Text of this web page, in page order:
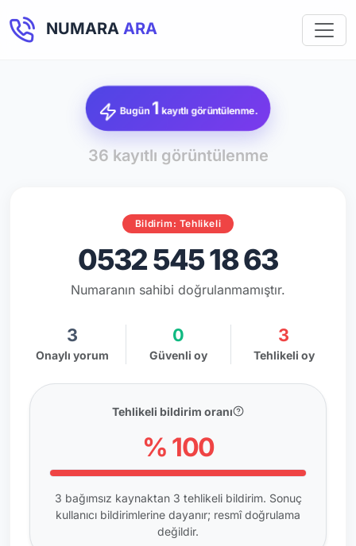
NUMARA ARA
Bugün 1 kayıtlı görüntülenme.
36 kayıtlı görüntülenme
Bildirim: Tehlikeli
0532 545 18 63
Numaranın sahibi doğrulanmamıştır.
3
Onaylı yorum
0
Güvenli oy
3
Tehlikeli oy
Tehlikeli bildirim oranı
% 100
3 bağımsız kaynaktan 3 tehlikeli bildirim. Sonuç
kullanıcı bildirimlerine dayanır; resmî doğrulama
değildir.